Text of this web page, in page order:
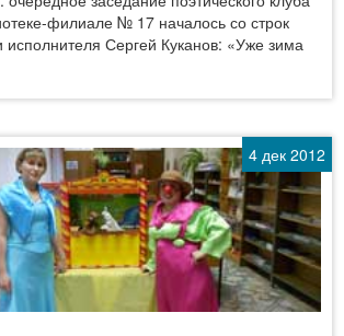
филиале № 17 началось со строк
исполнителя Сергей Куканов: «Уже зима
4 дек 2012